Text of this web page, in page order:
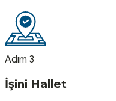
Adım 3
İşini Hallet